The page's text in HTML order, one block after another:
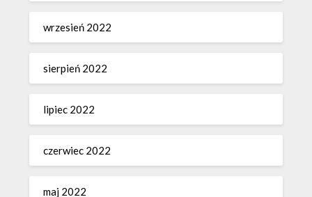
wrzesień 2022
sierpień 2022
lipiec 2022
czerwiec 2022
maj 2022